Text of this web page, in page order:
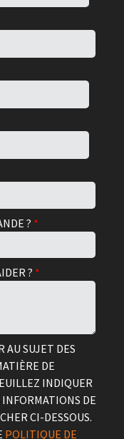
? *
? *
AU SUJET DES
DE
INDIQUER
INFORMATIONS DE
CI-DESSOUS.
POLITIQUE DE